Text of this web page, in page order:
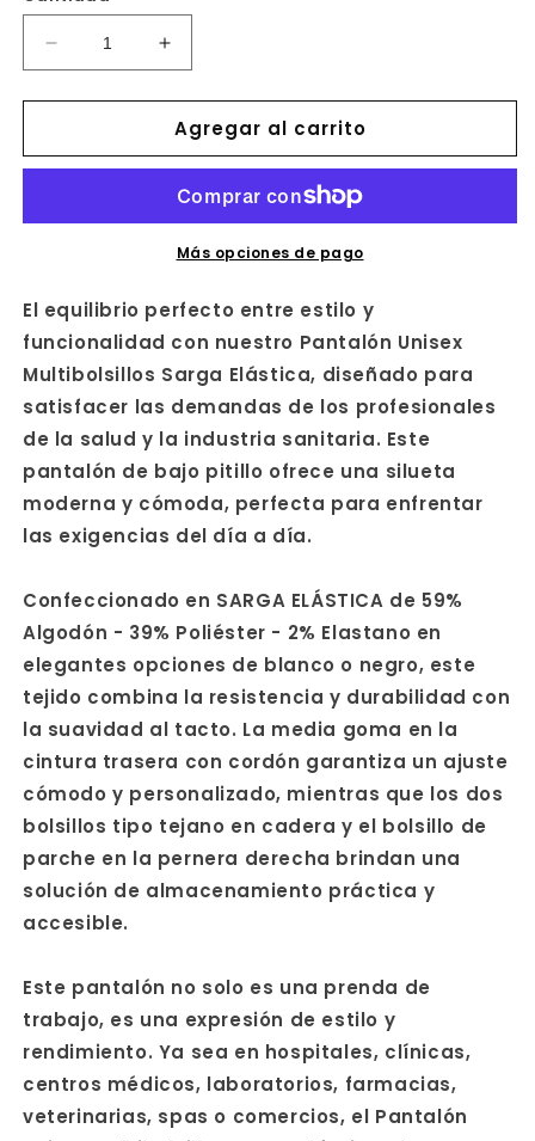
Reducir
cantidad
para
UNISEX
ELASTICA
Aumentar
cantidad
para
PANTALON
UNISEX
MULTIBOLSILLOS
SARGA
ELASTICA
Agregar al carrito
Más opciones de pago
El equilibrio perfecto entre estilo y
funcionalidad con nuestro Pantalón Unisex
Multibolsillos Sarga Elástica, diseñado para
satisfacer las demandas de los profesionales
de la salud y la industria sanitaria. Este
pantalón de bajo pitillo ofrece una silueta
moderna y cómoda, perfecta para enfrentar
las exigencias del día a día.
Confeccionado en SARGA ELÁSTICA de 59%
Algodón - 39% Poliéster - 2% Elastano en
elegantes opciones de blanco o negro, este
tejido combina la resistencia y durabilidad con
la suavidad al tacto. La media goma en la
cintura trasera con cordón garantiza un ajuste
cómodo y personalizado, mientras que los dos
bolsillos tipo tejano en cadera y el bolsillo de
parche en la pernera derecha brindan una
solución de almacenamiento práctica y
accesible.
Este pantalón no solo es una prenda de
trabajo, es una expresión de estilo y
rendimiento. Ya sea en hospitales, clínicas,
centros médicos, laboratorios, farmacias,
veterinarias, spas o comercios, el Pantalón